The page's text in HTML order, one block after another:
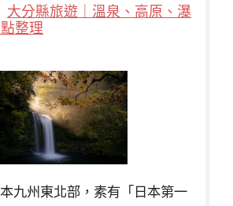
大分縣旅遊｜溫泉、高原、瀑
整理
九州東北部，素有「日本第一